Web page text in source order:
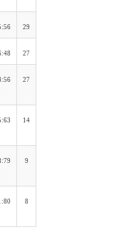
29
27
27
14
9
8